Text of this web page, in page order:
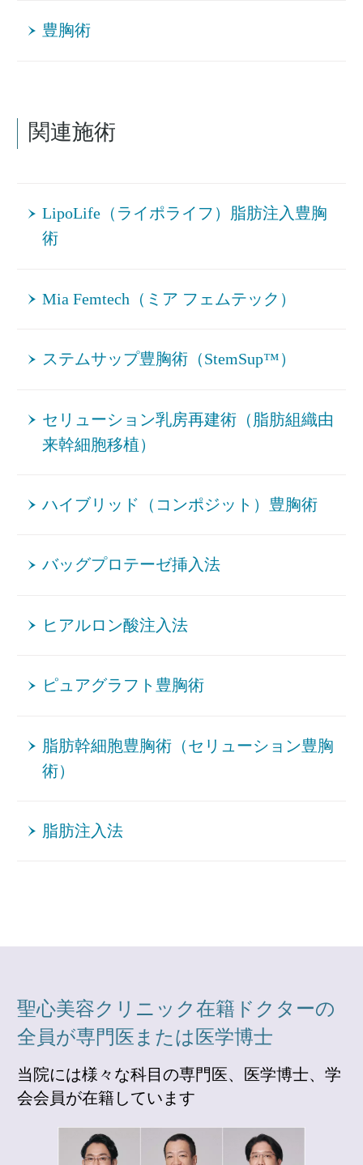
豊胸術
関連施術
LipoLife（ライポライフ）脂肪注入豊胸
術
Mia Femtech（ミア フェムテック）
ステムサップ豊胸術（StemSup™）
セリューション乳房再建術（脂肪組織由
来幹細胞移植）
ハイブリッド（コンポジット）豊胸術
バッグプロテーゼ挿入法
ヒアルロン酸注入法
ピュアグラフト豊胸術
脂肪幹細胞豊胸術（セリューション豊胸
術）
脂肪注入法
聖心美容クリニック在籍ドクターの
全員が専門医または医学博士
当院には様々な科目の専門医、医学博士、学
会会員が在籍しています